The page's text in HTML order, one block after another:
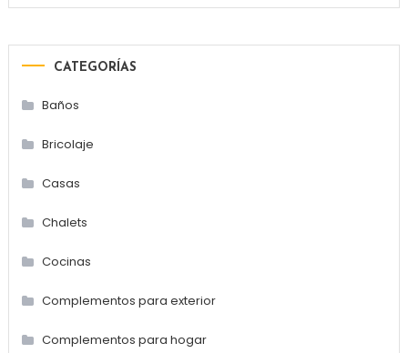
CATEGORÍAS
Baños
Bricolaje
Casas
Chalets
Cocinas
Complementos para exterior
Complementos para hogar